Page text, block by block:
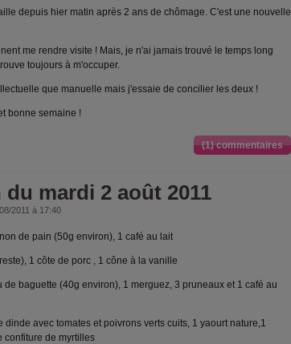
depuis hier matin après 2 ans de chômage. C'est une nouvelle
me rendre visite ! Mais, je n'ai jamais trouvé le temps long
toujours à m'occuper.
que manuelle mais j'essaie de concilier les deux !
bonne semaine !
(1) commentaires
du mardi 2 août 2011
2011 à 17:40
de pain (50g environ), 1 café au lait
1 côte de porc , 1 cône à la vanille
de baguette (40g environ), 1 merguez, 3 pruneaux et 1 café au
dinde avec tomates et poivrons verts cuits, 1 yaourt nature,1
confiture de myrtilles